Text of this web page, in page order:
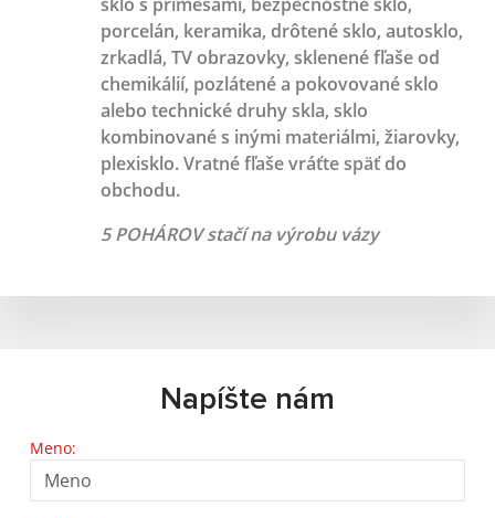
porcelán, keramika, drôtené sklo, autosklo,
zrkadlá, TV obrazovky, sklenené fľaše od
chemikálií, pozlátené a pokovované sklo
alebo technické druhy skla, sklo
kombinované s inými materiálmi, žiarovky,
plexisklo. Vratné fľaše vráťte späť do
obchodu.
5 POHÁROV stačí na výrobu vázy
Napíšte nám
Meno: